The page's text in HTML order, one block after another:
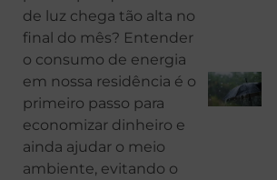
de luz chega tão alta no
final do mês? Entender
o consumo de energia
em nossa residência é o
primeiro passo para
economizar dinheiro e
ainda ajudar o meio
ambiente, evitando o